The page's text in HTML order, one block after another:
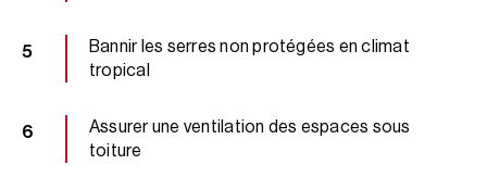
Bannir les serres non protégées en climat
tropical
Assurer une ventilation des espaces sous
toiture